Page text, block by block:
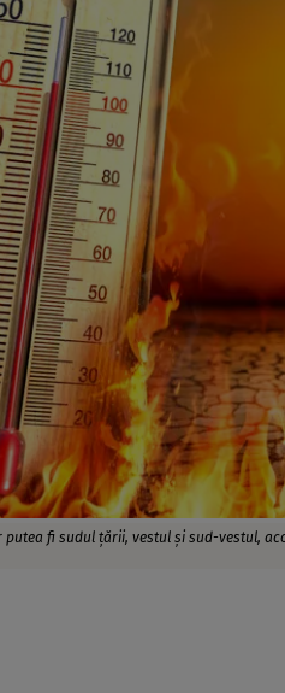
putea fi sudul țării, vestul și sud-vestul,